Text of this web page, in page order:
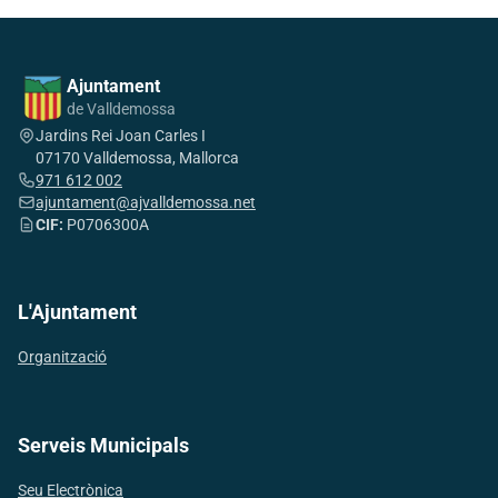
Ajuntament
de Valldemossa
Jardins Rei Joan Carles I
07170 Valldemossa, Mallorca
971 612 002
ajuntament@ajvalldemossa.net
CIF: P0706300A
L'Ajuntament
Organització
Serveis Municipals
Seu Electrònica